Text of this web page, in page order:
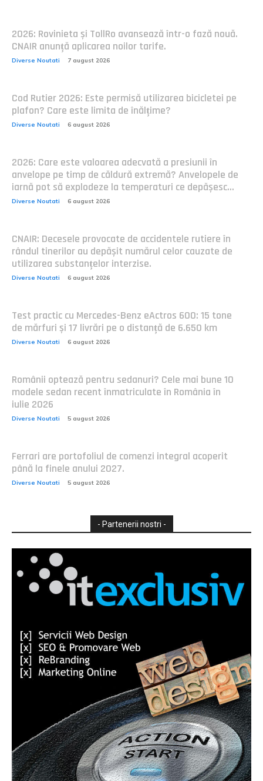
2026: Rovinieta și TollRo avansează într-o fază nouă.
CNAIR anunță aplicarea noilor tarife.
Diverse Noutati 7 august 2026
Cod Rutier 2026: Este permisă utilizarea bicicletei pe
plafon? Care este limita de înălțime?
Diverse Noutati 6 august 2026
2026: Care este valoarea adecvată a presiunii în
anvelope pe timp de căldură extremă? Anvelopele de
iarnă pot să explodeze la temperaturi ce depășesc...
Diverse Noutati 6 august 2026
CNAIR: Decesele provocate de accidentele rutiere în
rândul tinerilor au depășit numărul celor cauzate de
utilizarea substanțelor interzise.
Diverse Noutati 6 august 2026
Test practic cu Mercedes-Benz eActros 600: 15 tone
de mărfuri și 17 livrări pe o distanță de 6.650 km
Diverse Noutati 6 august 2026
Românii optează pentru sedanuri? Cele mai bune 10
modele sedan recent înmatriculate în România în
iulie 2026
Diverse Noutati 5 august 2026
Ferrari are portofoliul de comenzi integral acoperit
până la finele anului 2027.
Diverse Noutati 5 august 2026
- Partenerii nostri -